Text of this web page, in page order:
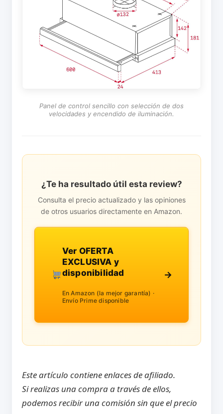
Panel de control sencillo con selección de dos
velocidades y encendido de iluminación.
¿Te ha resultado útil esta review?
Consulta el precio actualizado y las opiniones
de otros usuarios directamente en Amazon.
Ver OFERTA
EXCLUSIVA y
disponibilidad
En Amazon (la mejor garantía) ·
Envío Prime disponible
→
Este artículo contiene enlaces de afiliado.
Si realizas una compra a través de ellos,
podemos recibir una comisión sin que el precio